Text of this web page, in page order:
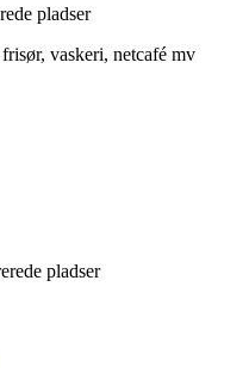
pladser
vaskeri, netcafé mv
pladser